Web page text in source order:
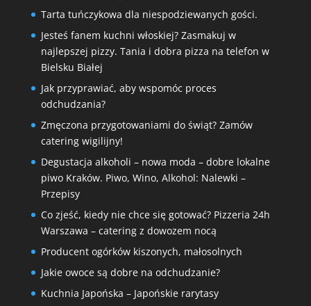
Tarta tuńczykowa dla niespodziewanych gości.
Jesteś fanem kuchni włoskiej? Zasmakuj w
najlepszej pizzy. Tania i dobra pizza na telefon w
Bielsku Białej
Jak przyprawiać, aby wspomóc proces
odchudzania?
Zmęczona przygotowaniami do świąt? Zamów
catering wigilijny!
Degustacja alkoholi – nowa moda – dobre lokalne
piwo Kraków. Piwo, Wino, Alkohol: Nalewki –
Przepisy
Co zjeść, kiedy nie chce się gotować? Pizzeria 24h
Warszawa – catering z dowozem nocą
Producent ogórków kiszonych, małosolnych
Jakie owoce są dobre na odchudzanie?
Kuchnia Japońska – Japońskie rarytasy